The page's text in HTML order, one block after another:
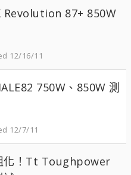
Revolution 87+ 850W
12/16/11
750W、850W 測
12/7/11
化！Tt Toughpower